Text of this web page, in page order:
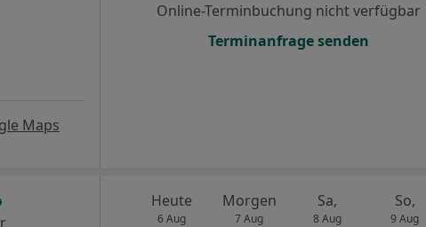
Maps
Online-Terminbuchung nicht verfügbar
Terminanfrage senden
Heute
6 Aug
Morgen
7 Aug
Sa,
8 Aug
So,
9 Aug